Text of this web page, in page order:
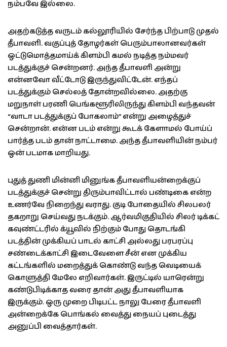
நம்பவே இல்லை.
அதற்கடுத்த வருடம் கல்லூரியில் சேர்ந்த பிற்பாடு முதல்
தீபாவளி. வகுப்புத் தோழர்கள் பெரும்பாலானவர்கள்
ஒட்டுமொத்தமாய்க் கிளம்பி கமல் நடித்த நம்மவர்
படத்துக்குச் சென்றனர். அந்த தீபாவளி அன்று
என்னவோ வீட்டோடு இருந்துவிட்டேன். எந்தப்
படத்துக்கும் செல்லத் தோன்றவில்லை. அதற்கு
மறுநாள் பரணி பெங்களூரிலிருந்து கிளம்பி வந்தவன்
“வாடா படத்துக்குப் போகலாம்” என்று அழைத்துச்
சென்றான். என்ன படம் என்று கூடக் கேளாமல் போய்ப்
பார்த்த படம் தான் நாட்டாமை. அந்த தீபாவளியின் நம்பர்
ஒன் படமாக மாறியது.
புதுத் துணி மின்னி மினுங்க தீபாவளியன்றைக்குப்
படத்துக்குச் சென்று திரும்பாவிட்டால் பண்டிகை என்ற
உணர்வே நிறைந்து வராது. குடி போதையில் சிலபலர்
தகறாறு செய்வது நடக்கும். ஆர்வமிகுதியில் சிலர் டிக்கட்
கவுண்ட்டரில் க்யூவில் நிற்கும் போது தொடங்கி
படத்தின் முக்கியப் பாடல் காட்சி அல்லது பரபரப்பு
சண்டைக்காட்சி இடைவேளை சீன் என முக்கிய
கட்டங்களில் மறைத்துக் கொண்டு வந்த வெடியைக்
கொளுத்தி மேலே எறிவார்கள். இருட்டில் யாரென்று
கண்டுபிடிக்காத வரை தான் அது தீபாவளியாக
இருக்கும். ஒரு முறை பிடிபட்ட நாலு பேரை தீபாவளி
அன்றைக்கே பொங்கல் வைத்து நையப் புடைத்து
அனுப்பி வைத்தார்கள்.